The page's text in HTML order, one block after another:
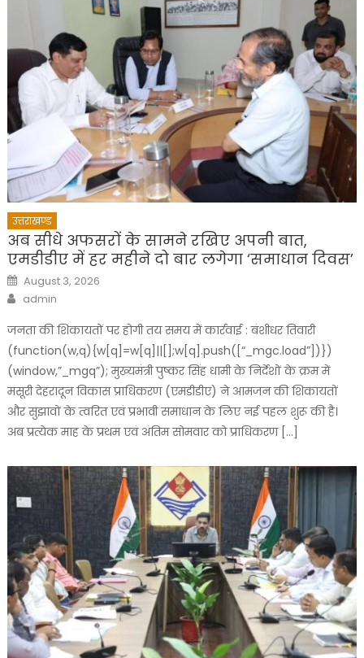
उत्तराखण्ड
अब सीधे अफसरों के सामने रखिए अपनी बात,
एमडीडीए में हर महीने दो बार लगेगा ‘समाधान दिवस’
Posted
on
August 3, 2026
Author
admin
जनता की शिकायतों पर होगी तय समय में कार्रवाई : बंशीधर तिवारी
(function(w,q){w[q]=w[q]||[];w[q].push([“_mgc.load”])})
(window,”_mgq”); मुख्यमंत्री पुष्कर सिंह धामी के निर्देशों के क्रम में
मसूरी देहरादून विकास प्राधिकरण (एमडीडीए) ने आमजन की शिकायतों
और सुझावों के त्वरित एवं प्रभावी समाधान के लिए नई पहल शुरू की है।
अब प्रत्येक माह के प्रथम एवं अंतिम सोमवार को प्राधिकरण […]